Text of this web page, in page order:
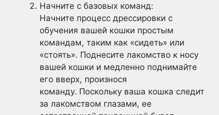
Начните с базовых команд:
Начните процесс дрессировки с
обучения вашей кошки простым
командам, таким как «сидеть» или
«стоять». Поднесите лакомство к носу
вашей кошки и медленно поднимайте
его вверх, произнося
команду. Поскольку ваша кошка следит
за лакомством глазами, ее